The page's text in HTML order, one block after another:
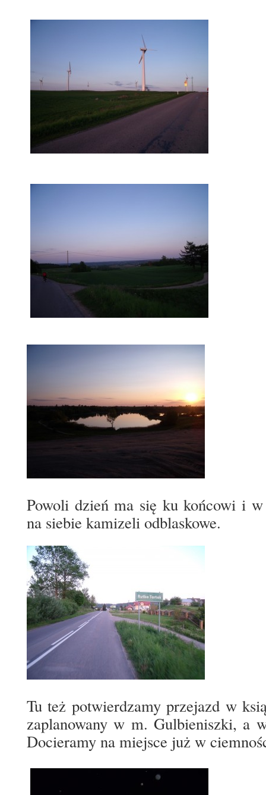
Powoli dzień ma się ku końcowi i w
na siebie kamizeli odblaskowe.
Tu też potwierdzamy przejazd w
zaplanowany w m. Gulbieniszki, a
Docieramy na miejsce już w